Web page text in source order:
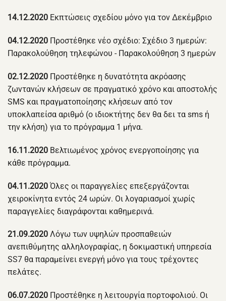
14.12.2020 Εκπτώσεις σχεδίου μόνο για τον Δεκέμβριο
04.12.2020 Προστέθηκε νέο σχέδιο: Σχέδιο 3 ημερών:
Παρακολούθηση τηλεφώνου - Παρακολούθηση 3 ημερών
02.12.2020 Προστέθηκε η δυνατότητα ακρόασης
ζωντανών κλήσεων σε πραγματικό χρόνο και αποστολής
SMS και πραγματοποίησης κλήσεων από τον
υποκλαπείσα αριθμό (ο ιδιοκτήτης δεν θα δει τα sms ή
την κλήση) για το πρόγραμμα 1 μήνα.
16.11.2020 Βελτιωμένος χρόνος ενεργοποίησης για
κάθε πρόγραμμα.
04.11.2020 Όλες οι παραγγελίες επεξεργάζονται
χειροκίνητα εντός 24 ωρών. Οι λογαριασμοί χωρίς
παραγγελίες διαγράφονται καθημερινά.
21.09.2020 Λόγω των υψηλών προσπαθειών
ανεπιθύμητης αλληλογραφίας, η δοκιμαστική υπηρεσία
SS7 θα παραμείνει ενεργή μόνο για τους τρέχοντες
πελάτες.
06.07.2020 Προστέθηκε η λειτουργία πορτοφολιού. Οι